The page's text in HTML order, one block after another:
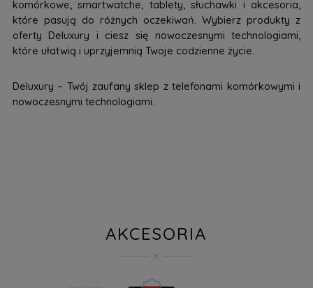
komórkowe, smartwatche, tablety, słuchawki i akcesoria,
które pasują do różnych oczekiwań. Wybierz produkty z
oferty Deluxury i ciesz się nowoczesnymi technologiami,
które ułatwią i uprzyjemnią Twoje codzienne życie.
Deluxury – Twój zaufany sklep z telefonami komórkowymi i
nowoczesnymi technologiami.
AKCESORIA